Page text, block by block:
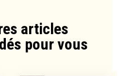
articles
pour vous​